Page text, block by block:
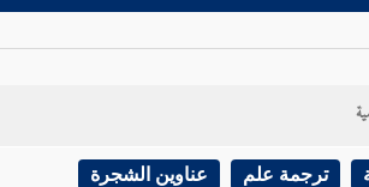
ترجمة علم عناوين الشجرة